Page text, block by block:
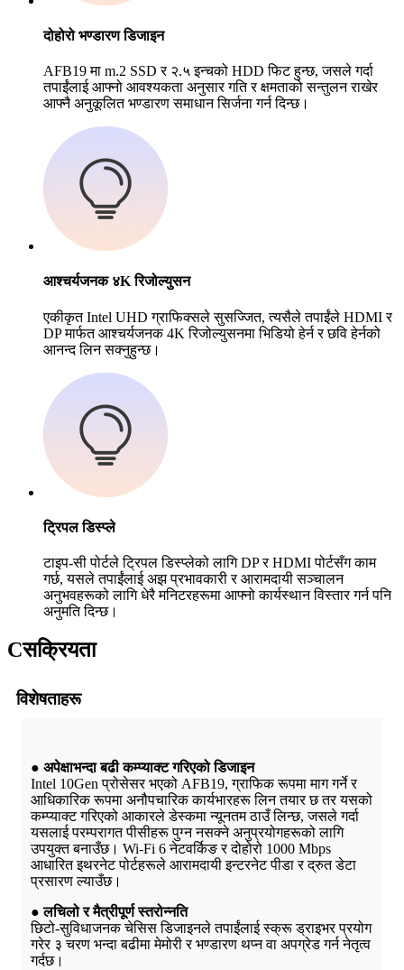
दोहोरो भण्डारण डिजाइन
AFB19 मा m.2 SSD र २.५ इन्चको HDD फिट हुन्छ, जसले गर्दा
तपाईंलाई आफ्नो आवश्यकता अनुसार गति र क्षमताको सन्तुलन राखेर
आफ्नै अनुकूलित भण्डारण समाधान सिर्जना गर्न दिन्छ।
आश्चर्यजनक ४K रिजोल्युसन
एकीकृत Intel UHD ग्राफिक्सले सुसज्जित, त्यसैले तपाईंले HDMI र
DP मार्फत आश्चर्यजनक 4K रिजोल्युसनमा भिडियो हेर्न र छवि हेर्नको
आनन्द लिन सक्नुहुन्छ।
ट्रिपल डिस्प्ले
टाइप-सी पोर्टले ट्रिपल डिस्प्लेको लागि DP र HDMI पोर्टसँग काम
गर्छ, यसले तपाईंलाई अझ प्रभावकारी र आरामदायी सञ्चालन
अनुभवहरूको लागि धेरै मनिटरहरूमा आफ्नो कार्यस्थान विस्तार गर्न पनि
अनुमति दिन्छ।
Cसक्रियता
विशेषताहरू
● अपेक्षाभन्दा बढी कम्प्याक्ट गरिएको डिजाइन
Intel 10Gen प्रोसेसर भएको AFB19, ग्राफिक रूपमा माग गर्ने र
आधिकारिक रूपमा अनौपचारिक कार्यभारहरू लिन तयार छ तर यसको
कम्प्याक्ट गरिएको आकारले डेस्कमा न्यूनतम ठाउँ लिन्छ, जसले गर्दा
यसलाई परम्परागत पीसीहरू पुग्न नसक्ने अनुप्रयोगहरूको लागि
उपयुक्त बनाउँछ। Wi-Fi 6 नेटवर्किङ र दोहोरो 1000 Mbps
आधारित इथरनेट पोर्टहरूले आरामदायी इन्टरनेट पीडा र द्रुत डेटा
प्रसारण ल्याउँछ।
● लचिलो र मैत्रीपूर्ण स्तरोन्नति
छिटो-सुविधाजनक चेसिस डिजाइनले तपाईंलाई स्क्रू ड्राइभर प्रयोग
गरेर ३ चरण भन्दा बढीमा मेमोरी र भण्डारण थप्न वा अपग्रेड गर्न नेतृत्व
गर्दछ।